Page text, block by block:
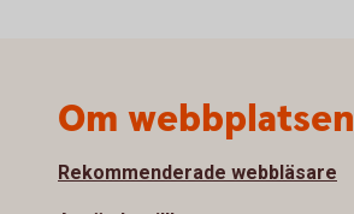
Om webbplatsen
Rekommenderade webbläsare